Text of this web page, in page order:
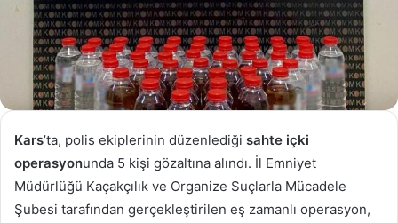
Kars’ta, polis ekiplerinin düzenlediği sahte içki
operasyonunda 5 kişi gözaltına alındı. İl Emniyet
Müdürlüğü Kaçakçılık ve Organize Suçlarla Mücadele
Şubesi tarafından gerçekleştirilen eş zamanlı operasyon,